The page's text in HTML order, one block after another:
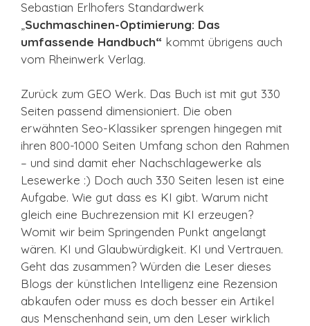
Sebastian Erlhofers Standardwerk
Suchmaschinen-Optimierung: Das
umfassende Handbuch“ kommt übrigens auch
vom Rheinwerk Verlag.
Zurück zum GEO Werk. Das Buch ist mit gut 330
Seiten passend dimensioniert. Die oben
erwähnten Seo-Klassiker sprengen hingegen mit
ihren 800-1000 Seiten Umfang schon den Rahmen
– und sind damit eher Nachschlagewerke als
Lesewerke :) Doch auch 330 Seiten lesen ist eine
Aufgabe. Wie gut dass es KI gibt. Warum nicht
gleich eine Buchrezension mit KI erzeugen?
Womit wir beim Springenden Punkt angelangt
wären. KI und Glaubwürdigkeit. KI und Vertrauen.
Geht das zusammen? Würden die Leser dieses
Blogs der künstlichen Intelligenz eine Rezension
abkaufen oder muss es doch besser ein Artikel
aus Menschenhand sein, um den Leser wirklich